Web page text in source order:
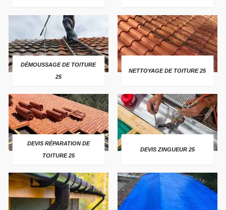
DÉMOUSSAGE DE TOITURE
25
NETTOYAGE DE TOITURE 25
DEVIS RÉPARATION DE
TOITURE 25
DEVIS ZINGUEUR 25